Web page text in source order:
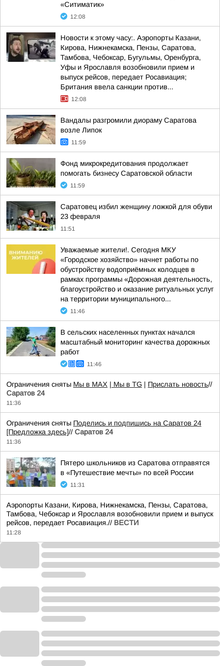
«Ситиматик»
12:08
Новости к этому часу:. Аэропорты Казани,
Кирова, Нижнекамска, Пензы, Саратова,
Тамбова, Чебоксар, Бугульмы, Оренбурга,
Уфы и Ярославля возобновили прием и
выпуск рейсов, передает Росавиация;
Британия ввела санкции против...
12:08
Вандалы разгромили диораму Саратова
возле Липок
11:59
Фонд микрокредитования продолжает
помогать бизнесу Саратовской области
11:59
Саратовец избил женщину ложкой для обуви
23 февраля
11:51
Уважаемые жители!. Сегодня МКУ
«Городское хозяйство» начнет работы по
обустройству водоприёмных колодцев в
рамках программы «Дорожная деятельность,
благоустройство и оказание ритуальных услуг
на территории муниципального...
11:46
В сельских населенных пунктах начался
масштабный мониторинг качества дорожных
работ
11:46
Ограничения сняты Мы в MAX | Мы в TG | Прислать новость//
Саратов 24
11:36
Ограничения сняты Поделись и подпишись на Саратов 24
[Предложка здесь]// Саратов 24
11:36
Пятеро школьников из Саратова отправятся
в «Путешествие мечты» по всей России
11:31
Аэропорты Казани, Кирова, Нижнекамска, Пензы, Саратова,
Тамбова, Чебоксар и Ярославля возобновили прием и выпуск
рейсов, передает Росавиация.// ВЕСТИ
11:28